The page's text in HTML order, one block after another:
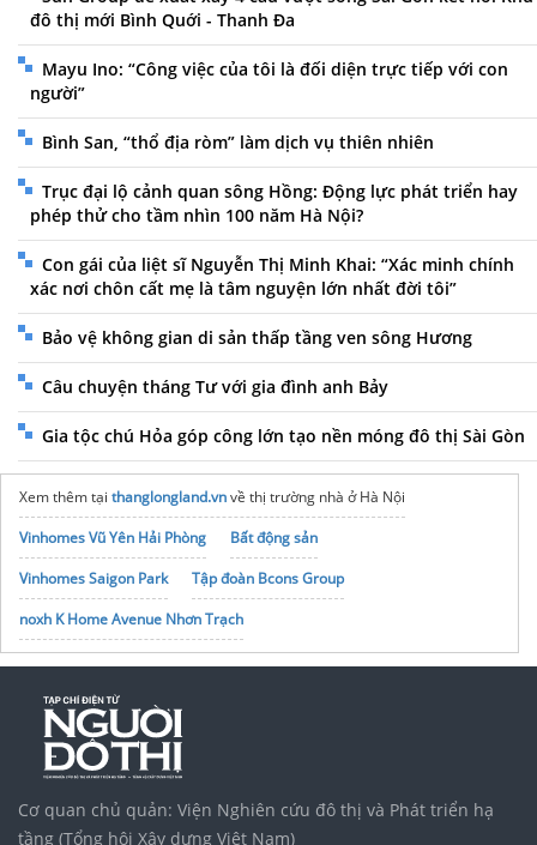
đô thị mới Bình Quới - Thanh Đa
Mayu Ino: “Công việc của tôi là đối diện trực tiếp với con
người”
Bình San, “thổ địa ròm” làm dịch vụ thiên nhiên
Trục đại lộ cảnh quan sông Hồng: Động lực phát triển hay
phép thử cho tầm nhìn 100 năm Hà Nội?
Con gái của liệt sĩ Nguyễn Thị Minh Khai: “Xác minh chính
xác nơi chôn cất mẹ là tâm nguyện lớn nhất đời tôi”
Bảo vệ không gian di sản thấp tầng ven sông Hương
Câu chuyện tháng Tư với gia đình anh Bảy
Gia tộc chú Hỏa góp công lớn tạo nền móng đô thị Sài Gòn
Xem thêm tại thanglongland.vnvề thị trường nhà ở Hà Nội
Vinhomes Vũ Yên Hải Phòng
Bất động sản
Vinhomes Saigon Park
Tập đoàn Bcons Group
noxh K Home Avenue Nhơn Trạch
Cơ quan chủ quản: Viện Nghiên cứu đô thị và Phát triển hạ
tầng (Tổng hội Xây dựng Việt Nam)